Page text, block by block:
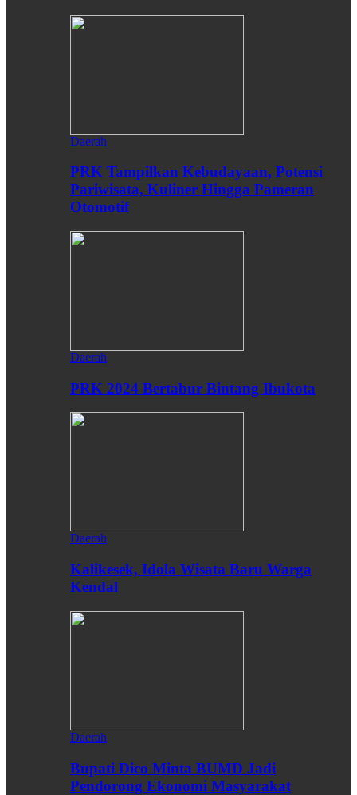
Daerah
PRK Tampilkan Kebudayaan, Potensi
Pariwisata, Kuliner Hingga Pameran
Otomotif
Daerah
PRK 2024 Bertabur Bintang Ibukota
Daerah
Kalikesek, Idola Wisata Baru Warga
Kendal
Daerah
Bupati Dico Minta BUMD Jadi
Pendorong Ekonomi Masyarakat